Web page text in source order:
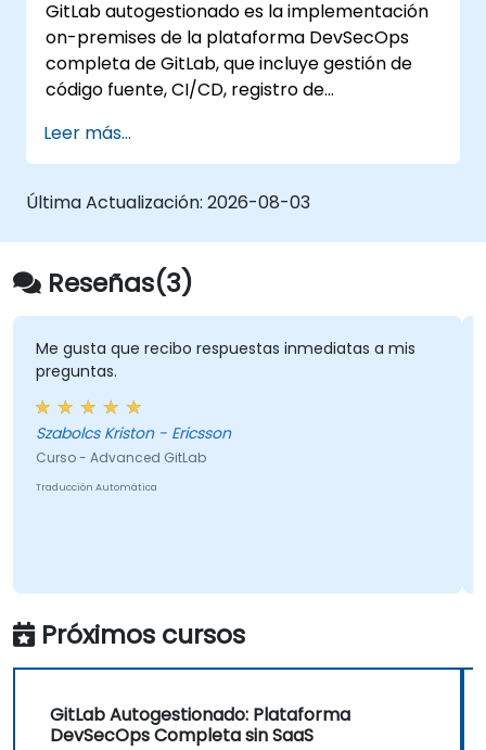
GitLab autogestionado es la implementación
on-premises de la plataforma DevSecOps
completa de GitLab, que incluye gestión de
código fuente, CI/CD, registro de
monitoreo. Es el estándar de referencia para
organizaciones que desean disponer del
conjunto completo de funcionalidades de
los datos salgan de su red.
Leer más...
Última Actualización: 2026-08-03
Reseñas(3)
Me gusta que recibo respuestas inmediatas a mis
preguntas.
Szabolcs Kriston - Ericsson
Curso - Advanced GitLab
Traducción Automática
Próximos cursos
GitLab Autogestionado: Plataforma
DevSecOps Completa sin SaaS